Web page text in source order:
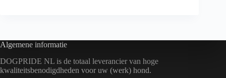
Algemene informatie
DOGPRIDE NL is de totaal leverancier van hoge
kwaliteitsbenodigdheden voor uw (werk) hond.